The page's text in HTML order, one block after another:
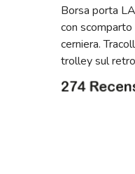
Borsa porta
con
cerniera.
trolley sul